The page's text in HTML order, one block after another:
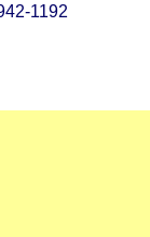
1192